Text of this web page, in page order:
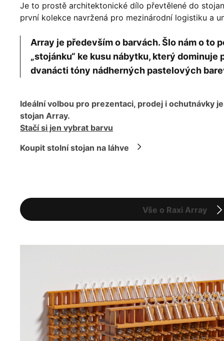
Je to prostě architektonické dílo převtělené do
první kolekce navržená pro mezinárodní logistiku a
Array je především o barvách. Šlo nám o to
„stojánku“ ke kusu nábytku, který dominuje
dvanácti tóny nádherných pastelových
Vše o Raxi Array
Ideální volbou pro prezentaci, prodej i ochutnávky
stojan Array.
Stačí si jen vybrat barvu
Koupit stolní stojan na láhve